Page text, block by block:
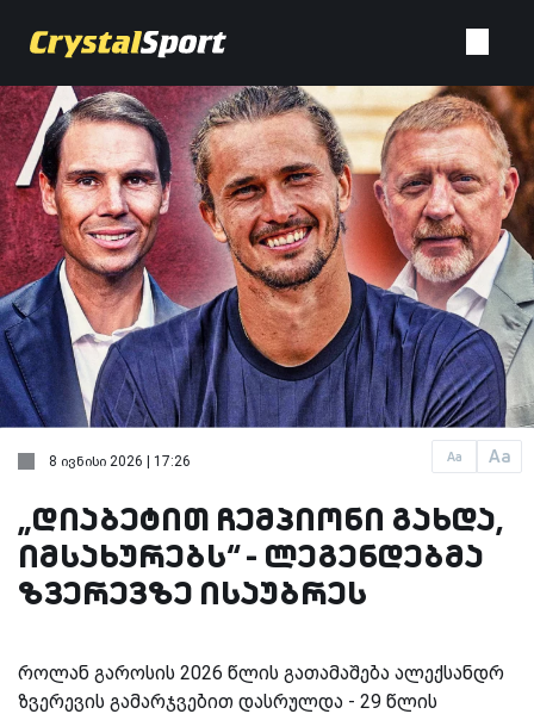
Aa Aa
8 ივნისი 2026 | 17:26
„დიაბეტით ჩემპიონი გახდა,
იმსახურებს“ - ლეგენდებმა
ზვერევზე ისაუბრეს
როლან გაროსის 2026 წლის გათამაშება ალექსანდრ
ზვერევის გამარჯვებით დასრულდა - 29 წლის